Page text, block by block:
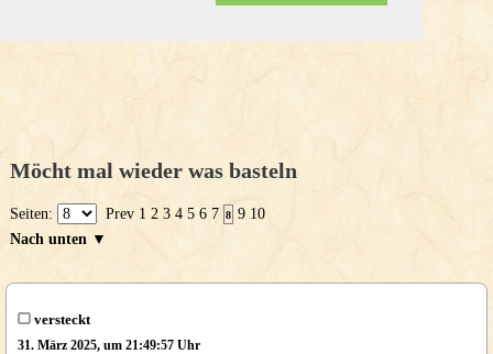
Möcht mal wieder was basteln
Seiten: Prev 1 2 3 4 5 6 7 8 9 10
Nach unten ▼
versteckt
31. März 2025, um 21:49:57 Uhr